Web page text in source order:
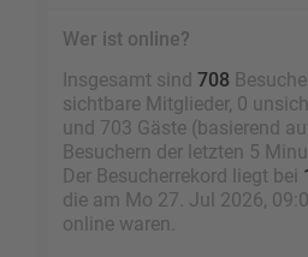
Wer ist online?
Insgesamt sind 708
sichtbare Mitglieder, 0
und 703 Gäste (basierend
Besuchern der letzten 5
Der Besucherrekord liegt bei
die am Mo 27. Jul 2026,
online waren.